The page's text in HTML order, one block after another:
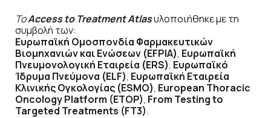
ΤοAccess to TreatmentAtlasυλοποιήθηκε με τη
συμβολή των:
Ευρωπαϊκή Ομοσπονδία Φαρμακευτικών
Βιομηχανιών και Ενώσεων (EFPIA), Ευρωπαϊκή
Πνευμονολογική Εταιρεία (ERS), Ευρωπαϊκό
Ίδρυμα Πνεύμονα (ELF), Ευρωπαϊκή Εταιρεία
Κλινικής Ογκολογίας (ESMO), European Thoracic
OncologyPlatform (ETOP), From Testingto
Targeted Treatments (FT3).